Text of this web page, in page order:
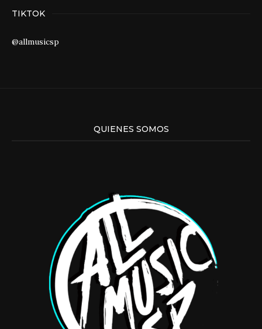
TIKTOK
@allmusicsp
QUIENES SOMOS